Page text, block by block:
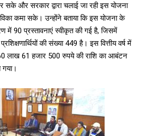
सके और सरकार द्वारा चलाई जा रही इस योजना
कमा सके। उन्होंने बताया कि इस योजना के
90 प्रस्तावनाएं स्वीकृत की गई है, जिसमें
की संख्या 449 है। इस वित्तीय वर्ष में
लाख 61 हजार 500 रुपये की राशि का आबंटन